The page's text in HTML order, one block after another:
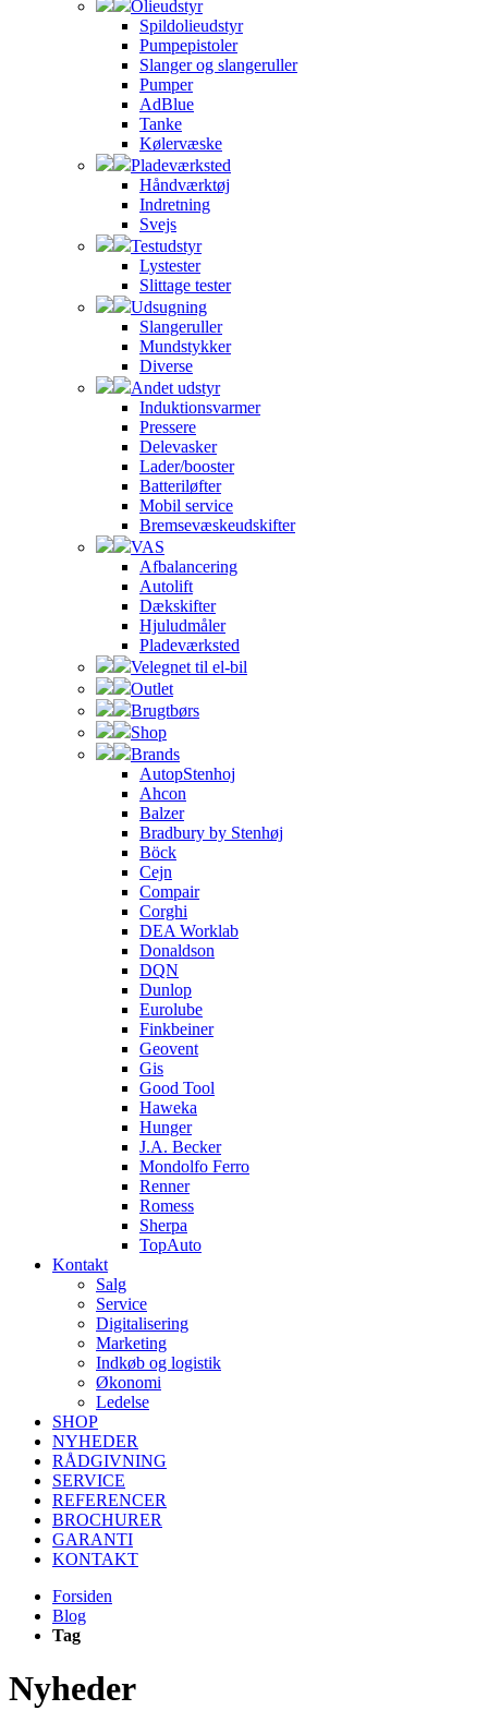
Olieudstyr
Spildolieudstyr
Pumpepistoler
Slanger og slangeruller
Pumper
AdBlue
Tanke
Kølervæske
Pladeværksted
Håndværktøj
Indretning
Svejs
Testudstyr
Lystester
Slittage tester
Udsugning
Slangeruller
Mundstykker
Diverse
Andet udstyr
Induktionsvarmer
Pressere
Delevasker
Lader/booster
Batteriløfter
Mobil service
Bremsevæskeudskifter
VAS
Afbalancering
Autolift
Dækskifter
Hjuludmåler
Pladeværksted
Velegnet til el-bil
Outlet
Brugtbørs
Shop
Brands
AutopStenhoj
Ahcon
Balzer
Bradbury by Stenhøj
Böck
Cejn
Compair
Corghi
DEA Worklab
Donaldson
DQN
Dunlop
Eurolube
Finkbeiner
Geovent
Gis
Good Tool
Haweka
Hunger
J.A. Becker
Mondolfo Ferro
Renner
Romess
Sherpa
TopAuto
Kontakt
Salg
Service
Digitalisering
Marketing
Indkøb og logistik
Økonomi
Ledelse
SHOP
NYHEDER
RÅDGIVNING
SERVICE
REFERENCER
BROCHURER
GARANTI
KONTAKT
Forsiden
Blog
Tag
Nyheder